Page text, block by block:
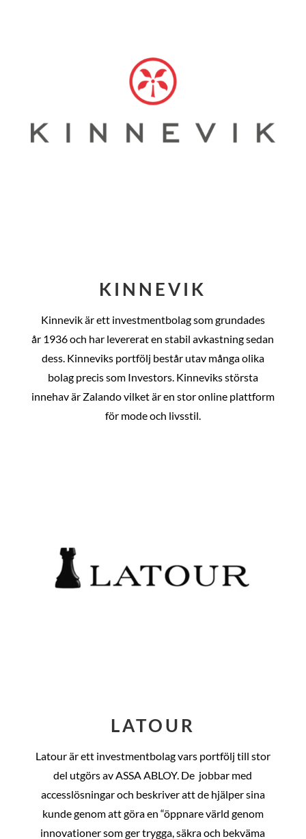
KINNEVIK
Kinnevik är ett investmentbolag som grundades
år 1936 och har levererat en stabil avkastning sedan
dess. Kinneviks portfölj består utav många olika
bolag precis som Investors. Kinneviks största
innehav är Zalando vilket är en stor online plattform
för mode och livsstil.
LATOUR
Latour är ett investmentbolag vars portfölj till stor
del utgörs av ASSA ABLOY. De jobbar med
accesslösningar och beskriver att de hjälper sina
kunde genom att göra en “öppnare värld genom
innovationer som ger trygga, säkra och bekväma